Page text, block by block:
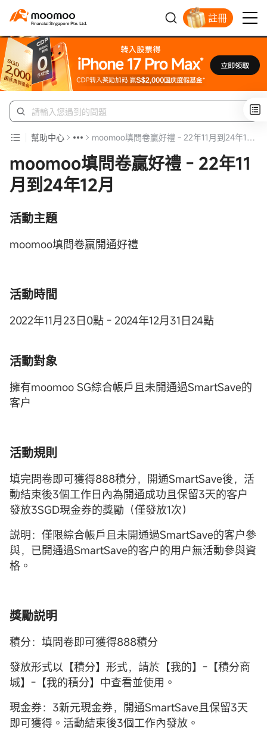
註冊
幫助中心 moomoo填問卷贏好禮 - 22年11月到24年12月
moomoo填問卷贏好禮 - 22年11
月到24年12月
活動主題
moomoo填問卷贏開通好禮
活動時間
2022年11月23日0點 - 2024年12月31日24點
活動對象
擁有moomoo SG綜合帳戶且未開通過SmartSave的
客户
活動規則
填完問卷即可獲得888積分，開通SmartSave後，活
動結束後3個工作日內為開通成功且保留3天的客户
發放3SGD現金券的獎勵（僅發放1次）
説明：僅限綜合帳戶且未開通過SmartSave的客户參
與，已開通過SmartSave的客户的用户無活動參與資
格。
獎勵説明
積分：填問卷即可獲得888積分
發放形式以【積分】形式，請於【我的】-【積分商
城】-【我的積分】中查看並使用。
現金券：3新元現金券，開通SmartSave且保留3天
即可獲得。活動結束後3個工作內發放。